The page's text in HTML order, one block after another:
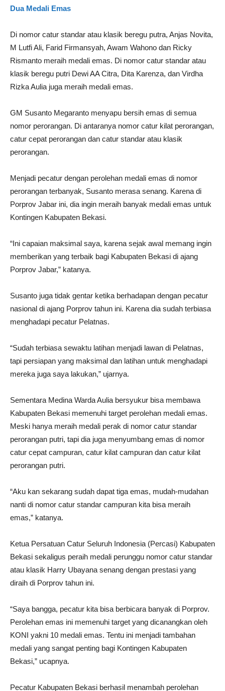
Dua Medali Emas
Di nomor catur standar atau klasik beregu putra, Anjas Novita,
M Lutfi Ali, Farid Firmansyah, Awam Wahono dan Ricky
Rismanto meraih medali emas. Di nomor catur standar atau
klasik beregu putri Dewi AA Citra, Dita Karenza, dan Virdha
Rizka Aulia juga meraih medali emas.
GM Susanto Megaranto menyapu bersih emas di semua
nomor perorangan. Di antaranya nomor catur kilat perorangan,
catur cepat perorangan dan catur standar atau klasik
perorangan.
Menjadi pecatur dengan perolehan medali emas di nomor
perorangan terbanyak, Susanto merasa senang. Karena di
Porprov Jabar ini, dia ingin meraih banyak medali emas untuk
Kontingen Kabupaten Bekasi.
“Ini capaian maksimal saya, karena sejak awal memang ingin
memberikan yang terbaik bagi Kabupaten Bekasi di ajang
Porprov Jabar,” katanya.
Susanto juga tidak gentar ketika berhadapan dengan pecatur
nasional di ajang Porprov tahun ini. Karena dia sudah terbiasa
menghadapi pecatur Pelatnas.
“Sudah terbiasa sewaktu latihan menjadi lawan di Pelatnas,
tapi persiapan yang maksimal dan latihan untuk menghadapi
mereka juga saya lakukan,” ujarnya.
Sementara Medina Warda Aulia bersyukur bisa membawa
Kabupaten Bekasi memenuhi target perolehan medali emas.
Meski hanya meraih medali perak di nomor catur standar
perorangan putri, tapi dia juga menyumbang emas di nomor
catur cepat campuran, catur kilat campuran dan catur kilat
perorangan putri.
“Aku kan sekarang sudah dapat tiga emas, mudah-mudahan
nanti di nomor catur standar campuran kita bisa meraih
emas,” katanya.
Ketua Persatuan Catur Seluruh Indonesia (Percasi) Kabupaten
Bekasi sekaligus peraih medali perunggu nomor catur standar
atau klasik Harry Ubayana senang dengan prestasi yang
diraih di Porprov tahun ini.
“Saya bangga, pecatur kita bisa berbicara banyak di Porprov.
Perolehan emas ini memenuhi target yang dicanangkan oleh
KONI yakni 10 medali emas. Tentu ini menjadi tambahan
medali yang sangat penting bagi Kontingen Kabupaten
Bekasi,” ucapnya.
Pecatur Kabupaten Bekasi berhasil menambah perolehan